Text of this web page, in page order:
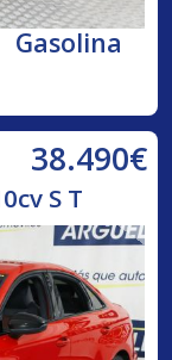
Gasolina
38.490€
S T